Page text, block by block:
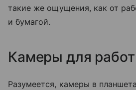
такие же ощущения, как от
и бумагой.
Камеры для
Разумеется, камеры в